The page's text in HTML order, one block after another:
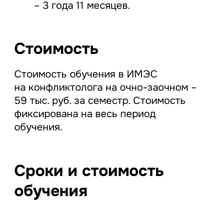
– 3 года 11 месяцев.
Стоимость
Стоимость обучения в ИМЭС
на конфликтолога на очно-заочном –
59 тыс. руб. за семестр. Стоимость
фиксирована на весь период
обучения.
Сроки и стоимость
обучения